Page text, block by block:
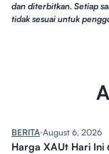
dan diterbitkan. Setiap
tidak sesuai untuk
BERITA August 6, 2026
Harga XAUt Hari Ini